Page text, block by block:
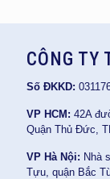
CÔNG
Số ĐKKD:
VP HCM: 42A
Quận Thủ Đức,
VP Hà Nội: Nhà
Tựu, quận Bắc